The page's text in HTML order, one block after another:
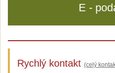
E -
Rychlý kontakt (celý